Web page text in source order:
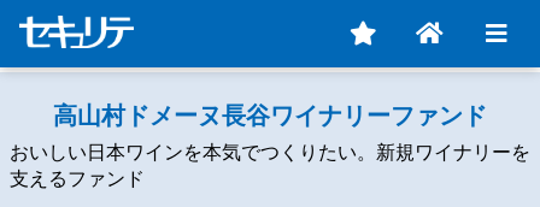
高山村ドメーヌ長谷ワイナリーファンド
おいしい日本ワインを本気でつくりたい。新規ワイナリーを
支えるファンド